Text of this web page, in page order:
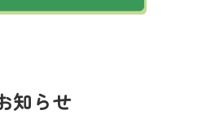
知らせ